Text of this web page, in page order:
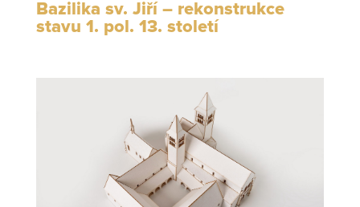
Bazilika sv. Jiří – rekonstrukce
stavu 1. pol. 13. století